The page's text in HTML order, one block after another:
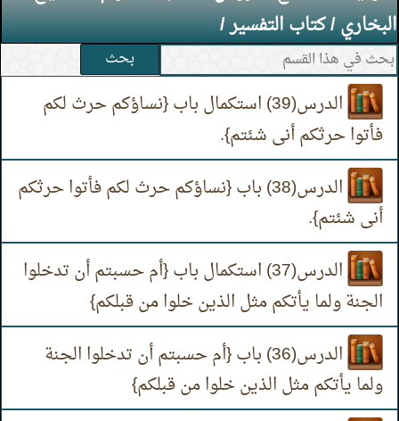
البخاري/كتاب التفسير/
بحث
الدرس(39) استكمال باب {نساؤكم حرث لكم
فأتوا حرثكم أنى شئتم}.
الدرس(38) باب {نساؤكم حرث لكم فأتوا حرثكم
أنى شئتم}.
الدرس(37) استكمال باب {أم حسبتم أن تدخلوا
الجنة ولما يأتكم مثل الذين خلوا من قبلكم}
الدرس(36) باب {أم حسبتم أن تدخلوا الجنة
ولما يأتكم مثل الذين خلوا من قبلكم}